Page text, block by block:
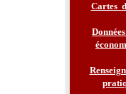
Cartes